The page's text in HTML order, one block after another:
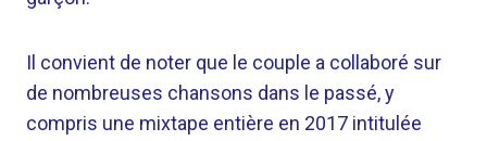
Il convient de noter que le couple a collaboré sur
de nombreuses chansons dans le passé, y
compris une mixtape entière en 2017 intitulée